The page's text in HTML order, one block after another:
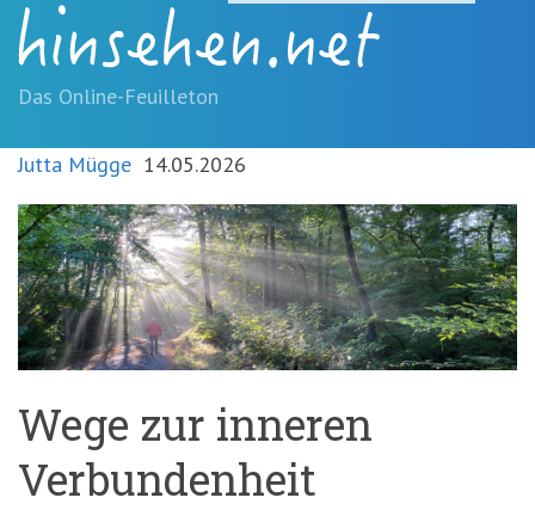
springen
(Accesskey
'1')Zur
springen
'3')Zur
Suche
springen
(Accesskey
'2')
Das Online-Feuilleton
Jutta Mügge 14.05.2026
Wege zur inneren
Verbundenheit